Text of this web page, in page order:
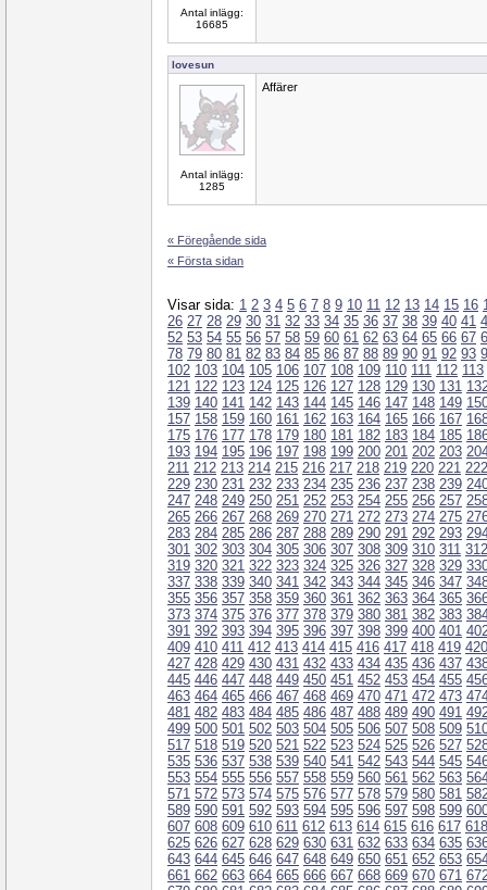
Antal inlägg:
16685
lovesun
Antal inlägg:
1285
Affärer
« Föregående sida
« Första sidan
Visar sida: 1 2 3 4 5 6 7 8 9 10 11 12 13 14 15 16
26 27 28 29 30 31 32 33 34 35 36 37 38 39 40 41
52 53 54 55 56 57 58 59 60 61 62 63 64 65 66 67
78 79 80 81 82 83 84 85 86 87 88 89 90 91 92 93
102 103 104 105 106 107 108 109 110 111 112 113
121 122 123 124 125 126 127 128 129 130 131
139 140 141 142 143 144 145 146 147 148 149
157 158 159 160 161 162 163 164 165 166 167
175 176 177 178 179 180 181 182 183 184 185
193 194 195 196 197 198 199 200 201 202 203
211 212 213 214 215 216 217 218 219 220 221 222
229 230 231 232 233 234 235 236 237 238 239
247 248 249 250 251 252 253 254 255 256 257
265 266 267 268 269 270 271 272 273 274 275
283 284 285 286 287 288 289 290 291 292 293
301 302 303 304 305 306 307 308 309 310 311 312
319 320 321 322 323 324 325 326 327 328 329
337 338 339 340 341 342 343 344 345 346 347
355 356 357 358 359 360 361 362 363 364 365
373 374 375 376 377 378 379 380 381 382 383
391 392 393 394 395 396 397 398 399 400 401
409 410 411 412 413 414 415 416 417 418 419 420
427 428 429 430 431 432 433 434 435 436 437
445 446 447 448 449 450 451 452 453 454 455
463 464 465 466 467 468 469 470 471 472 473
481 482 483 484 485 486 487 488 489 490 491
499 500 501 502 503 504 505 506 507 508 509
517 518 519 520 521 522 523 524 525 526 527
535 536 537 538 539 540 541 542 543 544 545
553 554 555 556 557 558 559 560 561 562 563
571 572 573 574 575 576 577 578 579 580 581
589 590 591 592 593 594 595 596 597 598 599
607 608 609 610 611 612 613 614 615 616 617 618
625 626 627 628 629 630 631 632 633 634 635
643 644 645 646 647 648 649 650 651 652 653
661 662 663 664 665 666 667 668 669 670 671